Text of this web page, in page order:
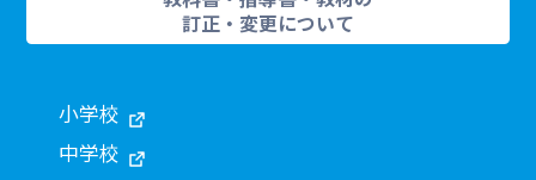
訂正・変更について
小学校
中学校